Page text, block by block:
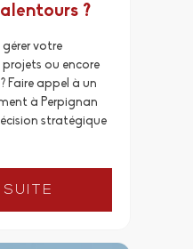
?
votre
ou encore
Faire appel à un
à Perpignan
stratégique